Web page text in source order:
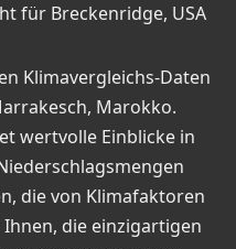
für Breckenridge, USA
Klimavergleichs-Daten
Marokko.
wertvolle Einblicke in
die von Klimafaktoren
die einzigartigen